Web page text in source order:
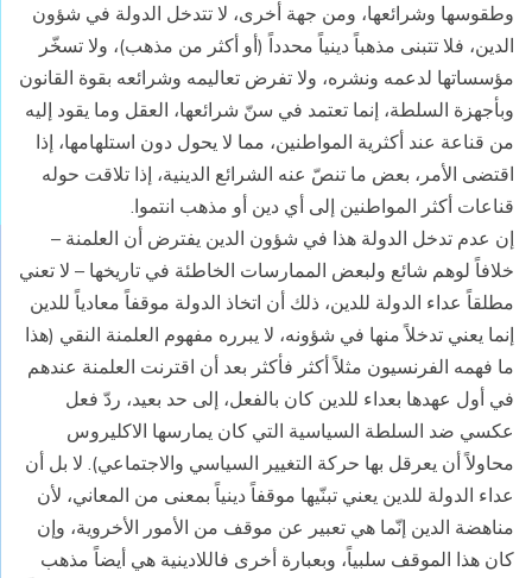
وطقوسها وشرائعها، ومن جهة أخرى، لا تتدخل الدولة في شؤون
الدين، فلا تتبنى مذهباً دينياً محدداً (أو أكثر من مذهب)، ولا تسخّر
مؤسساتها لدعمه ونشره، ولا تفرض تعاليمه وشرائعه بقوة القانون
وبأجهزة السلطة، إنما تعتمد في سنّ شرائعها، العقل وما يقود إليه
من قناعة عند أكثرية المواطنين، مما لا يحول دون استلهامها، إذا
اقتضى الأمر، بعض ما تنصّ عنه الشرائع الدينية، إذا تلاقت حوله
قناعات أكثر المواطنين إلى أي دين أو مذهب انتموا.
إن عدم تدخل الدولة هذا في شؤون الدين يفترض أن العلمنة –
خلافاً لوهم شائع ولبعض الممارسات الخاطئة في تاريخها – لا تعني
مطلقاً عداء الدولة للدين، ذلك أن اتخاذ الدولة موقفاً معادياً للدين
إنما يعني تدخلاً منها في شؤونه، لا يبرره مفهوم العلمنة النقي (هذا
ما فهمه الفرنسيون مثلاً أكثر فأكثر بعد أن اقترنت العلمنة عندهم
في أول عهدها بعداء للدين كان بالفعل، إلى حد بعيد، ردّ فعل
عكسي ضد السلطة السياسية التي كان يمارسها الاكليروس
محاولاً أن يعرقل بها حركة التغيير السياسي والاجتماعي). لا بل أن
عداء الدولة للدين يعني تبنّيها موقفاً دينياً بمعنى من المعاني، لأن
مناهضة الدين إنّما هي تعبير عن موقف من الأمور الأخروية، وإن
كان هذا الموقف سلبياً، وبعبارة أخرى فاللادينية هي أيضاً مذهب